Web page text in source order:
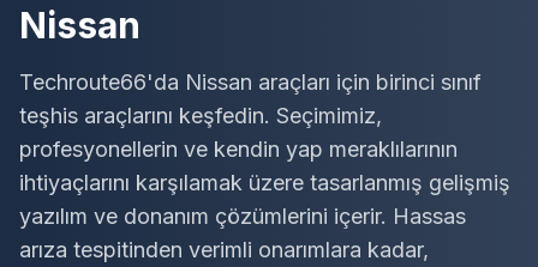
Nissan
Techroute66'da Nissan araçları için birinci sınıf
teşhis araçlarını keşfedin. Seçimimiz,
profesyonellerin ve kendin yap meraklılarının
ihtiyaçlarını karşılamak üzere tasarlanmış gelişmiş
yazılım ve donanım çözümlerini içerir. Hassas
arıza tespitinden verimli onarımlara kadar,